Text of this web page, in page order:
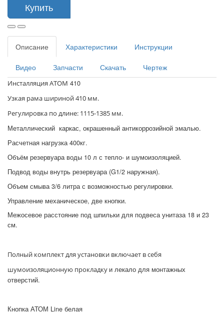
Купить
Описание Характеристики Инструкции
Видео Запчасти Скачать Чертеж
Инсталляция АТОМ 410
Узкая рама шириной 410 мм.
Регулировка по длине: 1115-1385 мм.
Металлический каркас, окрашенный антикоррозийной эмалью.
Расчетная нагрузка 400кг.
Объём резервуара воды 10 л с тепло- и шумоизоляцией.
Подвод воды внутрь резервуара (G1/2 наружная).
Объем смыва 3/6 литра с возможностью регулировки.
Управление механическое, две кнопки.
Межосевое расстояние под шпильки для подвеса унитаза 18 и 23
см.
Полный комплект для установки включает в себя
шумоизоляционную прокладку и лекало для монтажных
отверстий.
Кнопка АТОМ Line белая